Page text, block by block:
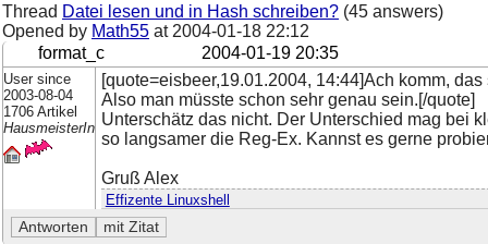
Thread Datei lesen und in Hash schreiben? (45 answers)
Opened by Math55 at 2004-01-18 22:12
format_c
2004-01-19 20:35
User since
2003-08-04
1706 Artikel
HausmeisterIn
[quote=eisbeer,19.01.2004, 14:44]Ach komm,
Also man müsste schon sehr genau sein.[/quote]
Unterschätz das nicht. Der Unterschied mag bei
so langsamer die Reg-Ex. Kannst es gerne
Gruß Alex
Effizente Linuxshell